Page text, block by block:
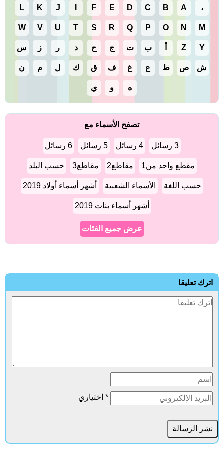
، A
B
C
D
E
F
J
K
L
M
N
O
P
Q
R
S
T
U
V
W
Y
Z ب ت ج ح د ر ز س
ش ص ط ع غ ف ق ك ل م ن
ه و ي
تصفح الأسماء مع
3 رسائل 4 رسائل 5 رسائل 6 رسائل
مقطع واحد من1 مقاطع2 مقاطع3 حسب البلد
حسب اللغة الأسماء الشعبية أشهر أسماء أولاد 2019
أشهر أسماء بنات 2019
عرض جميع الفئات
اترك تعليقا
* اختياري